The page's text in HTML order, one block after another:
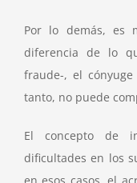
Por lo demás, es
diferencia de lo
fraude-, el
tanto, no puede
El concepto de
dificultades en los